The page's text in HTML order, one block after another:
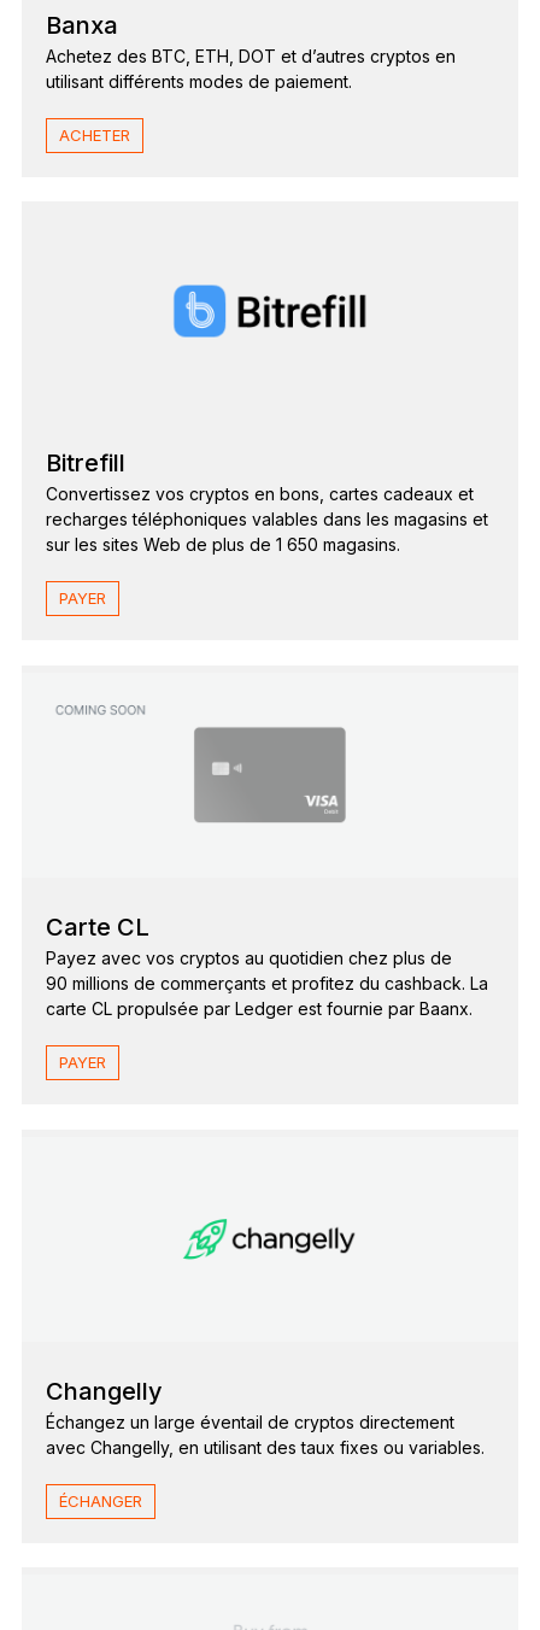
Banxa
Achetez des BTC, ETH, DOT et d’autres cryptos en
utilisant différents modes de paiement.
ACHETER
Bitrefill
Convertissez vos cryptos en bons, cartes cadeaux et
recharges téléphoniques valables dans les magasins et
sur les sites Web de plus de 1 650 magasins.
PAYER
Carte CL
Payez avec vos cryptos au quotidien chez plus de
90 millions de commerçants et profitez du cashback. La
carte CL propulsée par Ledger est fournie par Baanx.
PAYER
Changelly
Échangez un large éventail de cryptos directement
avec Changelly, en utilisant des taux fixes ou variables.
ÉCHANGER